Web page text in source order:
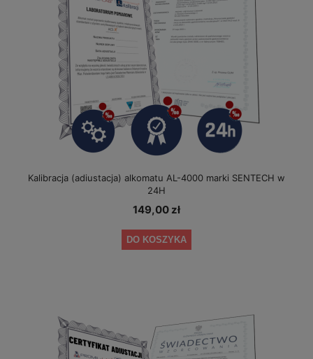
Kalibracja (adiustacja) alkomatu AL-4000 marki SENTECH w
24H
149,00 zł
DO KOSZYKA